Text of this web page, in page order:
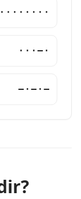
········
···−·
−·−·−